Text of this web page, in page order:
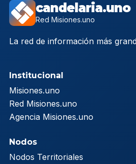
candelaria.uno
Red Misiones.uno
La red de información más
Institucional
Misiones.uno
Red Misiones.uno
Agencia Misiones.uno
Nodos
Nodos Territoriales